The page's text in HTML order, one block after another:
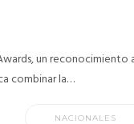
un reconocimiento
combinar la…
NACIONALES